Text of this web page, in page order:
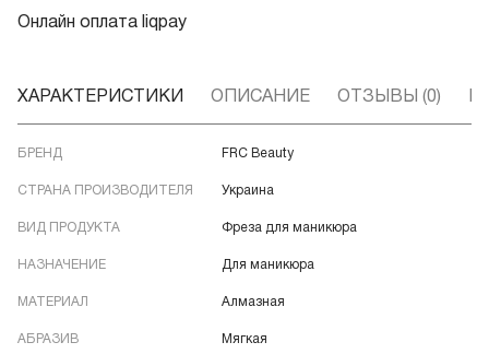
Онлайн оплата liqpay
ХАРАКТЕРИСТИКИ ОПИСАНИЕ ОТЗЫВЫ (0)
БРЕНД FRC Beauty
СТРАНА ПРОИЗВОДИТЕЛЯ Украина
ВИД ПРОДУКТА Фреза для маникюра
НАЗНАЧЕНИЕ Для маникюра
МАТЕРИАЛ Алмазная
АБРАЗИВ Мягкая